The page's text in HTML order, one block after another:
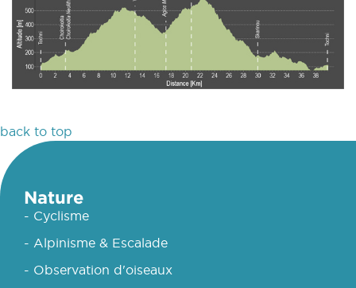
back to top
Nature
- Cyclisme
- Alpinisme & Escalade
- Observation d'oiseaux